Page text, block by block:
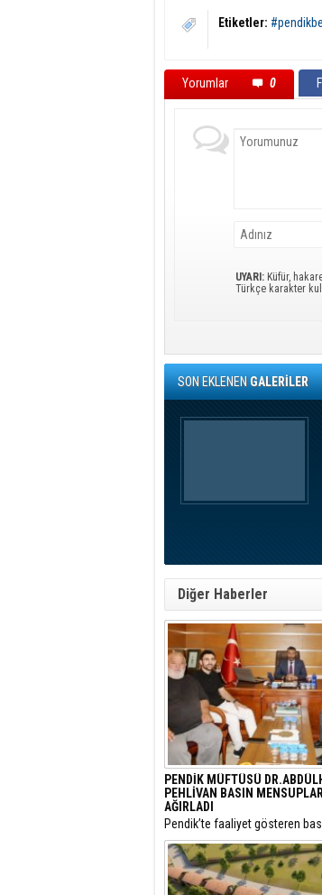
Etiketler:
Yorumlar 0
UYARI: Küfür,
Türkçe karakter
SON EKLENENGALERİLER
Diğer Haberler
PENDİK MÜFTÜSÜ
PEHLİVAN BASIN
AĞIRLADI
​Pendik’te faaliyet gösteren
mensupları, Pendik İlçe
görevine başlayan Dr.
Pehlivan’ı makamında ziyaret
yeni görevi için tebriklerini iletti.